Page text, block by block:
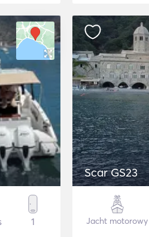
1
Scar GS23
Jacht motorowy